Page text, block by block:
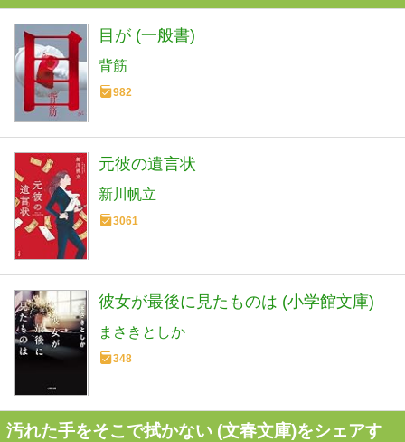
目が (一般書)
背筋
982
元彼の遺言状
新川帆立
3061
彼女が最後に見たものは (小学館文庫)
まさきとしか
348
汚れた手をそこで拭かない (文春文庫)をシェアす